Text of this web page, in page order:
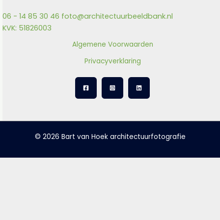
06 - 14 85 30 46 foto@architectuurbeeldbank.nl
KVK: 51826003
Algemene Voorwaarden
Privacyverklaring
© 2026 Bart van Hoek architectuurfotografie